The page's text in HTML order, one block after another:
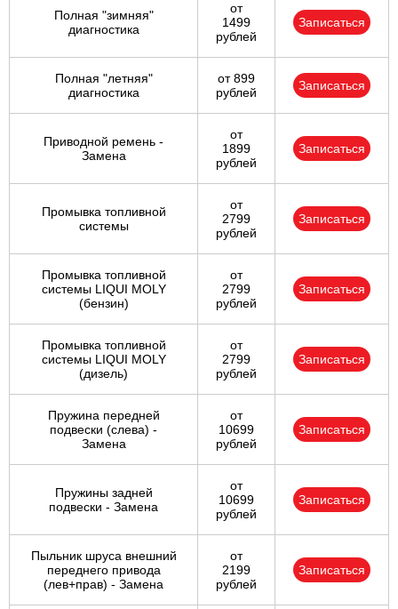
Полная "зимняя"
диагностика
от
1499
рублей
Записаться
Полная "летняя"
диагностика
от 899
рублей
Записаться
Приводной ремень -
Замена
от
1899
рублей
Записаться
Промывка топливной
системы
от
2799
рублей
Записаться
Промывка топливной
системы LIQUI MOLY
(бензин)
от
2799
рублей
Записаться
Промывка топливной
системы LIQUI MOLY
(дизель)
от
2799
рублей
Записаться
Пружина передней
подвески (слева) -
Замена
от
10699
рублей
Записаться
Пружины задней
подвески - Замена
от
10699
рублей
Записаться
Пыльник шруса внешний
переднего привода
(лев+прав) - Замена
от
2199
рублей
Записаться